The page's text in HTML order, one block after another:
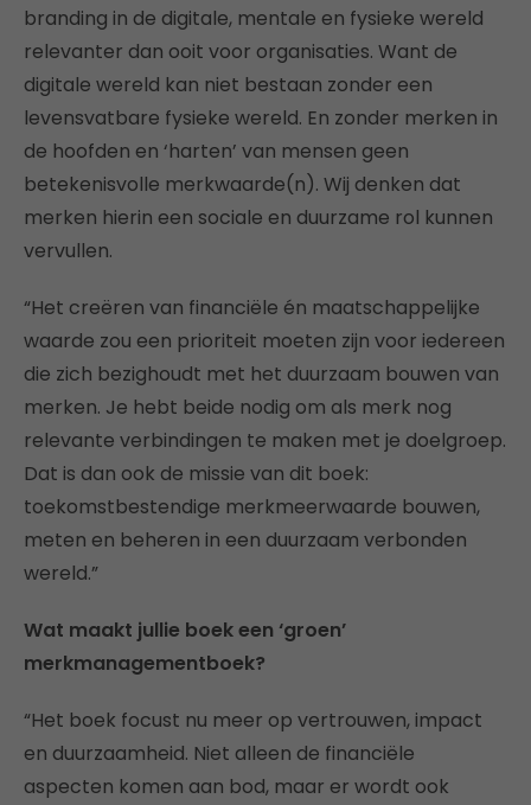
branding in de digitale, mentale en fysieke wereld
relevanter dan ooit voor organisaties. Want de
digitale wereld kan niet bestaan zonder een
levensvatbare fysieke wereld. En zonder merken in
de hoofden en ‘harten’ van mensen geen
betekenisvolle merkwaarde(n). Wij denken dat
merken hierin een sociale en duurzame rol kunnen
vervullen.
“Het creëren van financiële én maatschappelijke
waarde zou een prioriteit moeten zijn voor iedereen
die zich bezighoudt met het duurzaam bouwen van
merken. Je hebt beide nodig om als merk nog
relevante verbindingen te maken met je doelgroep.
Dat is dan ook de missie van dit boek:
toekomstbestendige merkmeerwaarde bouwen,
meten en beheren in een duurzaam verbonden
wereld.”
Wat maakt jullie boek een ‘groen’
merkmanagementboek?
“Het boek focust nu meer op vertrouwen, impact
en duurzaamheid. Niet alleen de financiële
aspecten komen aan bod, maar er wordt ook